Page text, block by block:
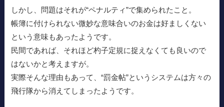
しかし、問題はそれが“ペナルティ”で集められたこと。
帳簿に付けられない微妙な意味合いのお金は好ましくない
という意味もあったようです。
民間であれば、それほど杓子定規に捉えなくても良いので
はないかと考えますが。
実際そんな理由もあって、“罰金帖”というシステムは方々の
飛行隊から消えてしまったようです。